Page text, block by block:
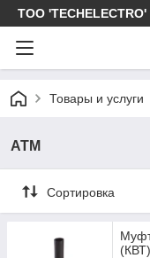
ТОО 'TECHELECTRO'
Товары и услуги
АТМ
Сортировка
(КВТ)